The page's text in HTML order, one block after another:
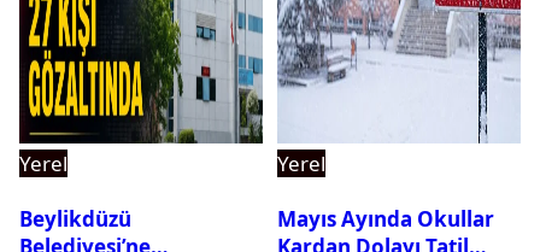
Yerel
Beylikdüzü
Belediyesi’ne
Yerel
Mayıs Ayında Okullar
Kardan Dolayı Tatil